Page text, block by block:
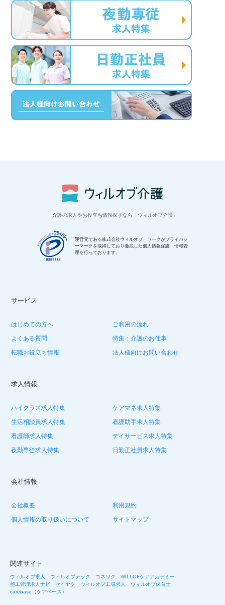
介護の求人やお役立ち情報探すなら「ウィルオブ介護」
運営元である株式会社ウィルオブ・ワークがプライバシ
ーマークを取得しており徹底した個人情報保護・情報管
理を行っております。
サービス
はじめての方へ
ご利用の流れ
よくある質問
特集：介護のお仕事
転職お役立ち情報
法人様向けお問い合わせ
求人情報
ハイクラス求人特集
ケアマネ求人特集
生活相談員求人特集
看護助手求人特集
看護師求人特集
デイサービス求人特集
夜勤専従求人特集
日勤正社員求人特集
会社情報
会社概要
利用規約
個人情報の取り扱いについて
サイトマップ
関連サイト
ウィルオブ求人 ウィルオブテック コネワク
WILLOFケアアカデミー
施工管理求人ナビ
セイヤク ウィルオブ工場求人
ウィルオブ保育士
carebase（ケアベース）